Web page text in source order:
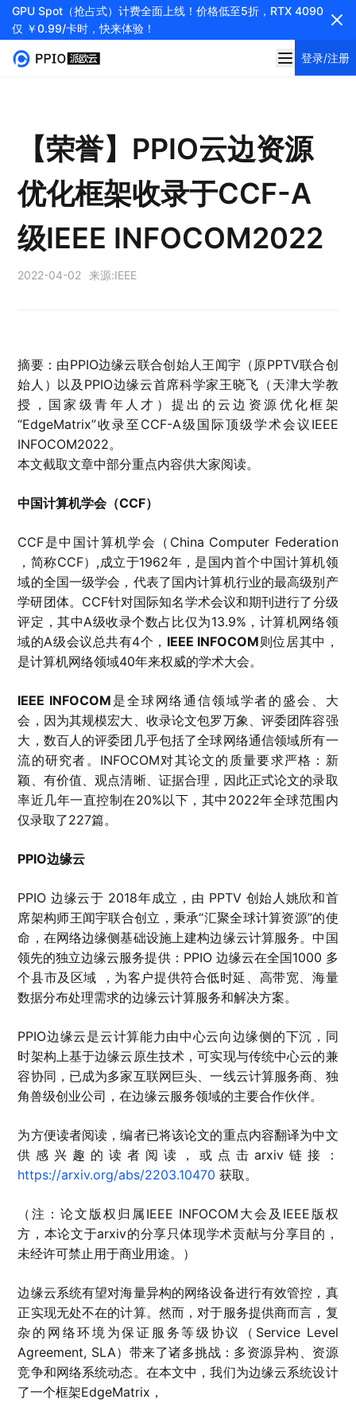
GPU Spot（抢占式）计费全面上线！价格低至5折，RTX 4090
仅 ￥0.99/卡时，快来体验！
登录/注册
【荣誉】PPIO云边资源
优化框架收录于CCF-A
级IEEE INFOCOM2022
2022-04-02 来源:IEEE
摘要：由PPIO边缘云联合创始人王闻宇（原PPTV联合创
始人）以及PPIO边缘云首席科学家王晓飞（天津大学教
授，国家级青年人才）提出的云边资源优化框架
“EdgeMatrix”收录至CCF-A级国际顶级学术会议IEEE
INFOCOM2022。
本文截取文章中部分重点内容供大家阅读。
中国计算机学会（CCF）
CCF是中国计算机学会（China Computer Federation
，简称CCF）,成立于1962年，是国内首个中国计算机领
域的全国一级学会，代表了国内计算机行业的最高级别产
学研团体。CCF针对国际知名学术会议和期刊进行了分级
评定，其中A级收录个数占比仅为13.9%，计算机网络领
域的A级会议总共有4个， IEEE INFOCOM 则位居其中，
是计算机网络领域40年来权威的学术大会。
IEEE INFOCOM 是全球网络通信领域学者的盛会、大
会，因为其规模宏大、收录论文包罗万象、评委团阵容强
大，数百人的评委团几乎包括了全球网络通信领域所有一
流的研究者。INFOCOM对其论文的质量要求严格：新
颖、有价值、观点清晰、证据合理，因此正式论文的录取
率近几年一直控制在20%以下，其中2022年全球范围内
仅录取了227篇。
PPIO边缘云
PPIO 边缘云于 2018年成立，由 PPTV 创始人姚欣和首
席架构师王闻宇联合创立，秉承“汇聚全球计算资源”的使
命，在网络边缘侧基础设施上建构边缘云计算服务。中国
领先的独立边缘云服务提供：PPIO 边缘云在全国1000 多
个县市及区域 ，为客户提供符合低时延、高带宽、海量
数据分布处理需求的边缘云计算服务和解决方案。
PPIO边缘云是云计算能力由中心云向边缘侧的下沉，同
时架构上基于边缘云原生技术，可实现与传统中心云的兼
容协同，已成为多家互联网巨头、一线云计算服务商、独
角兽级创业公司，在边缘云服务领域的主要合作伙伴。
为方便读者阅读，编者已将该论文的重点内容翻译为中文
供感兴趣的读者阅读，或点击arxiv链接：
https://arxiv.org/abs/2203.10470 获取。
（注：论文版权归属IEEE INFOCOM大会及IEEE版权
方，本论文于arxiv的分享只体现学术贡献与分享目的，
未经许可禁止用于商业用途。）
边缘云系统有望对海量异构的网络设备进行有效管控，真
正实现无处不在的计算。然而，对于服务提供商而言，复
杂的网络环境为保证服务等级协议（Service Level
Agreement, SLA）带来了诸多挑战：多资源异构、资源
竞争和网络系统动态。在本文中，我们为边缘云系统设计
了一个框架EdgeMatrix，